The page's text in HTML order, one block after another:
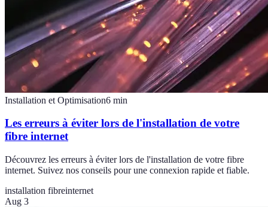
Installation et Optimisation6 min
Les erreurs à éviter lors de l'installation de votre
fibre internet
Découvrez les erreurs à éviter lors de l'installation de votre fibre
internet. Suivez nos conseils pour une connexion rapide et fiable.
installation fibreinternet
Aug 3